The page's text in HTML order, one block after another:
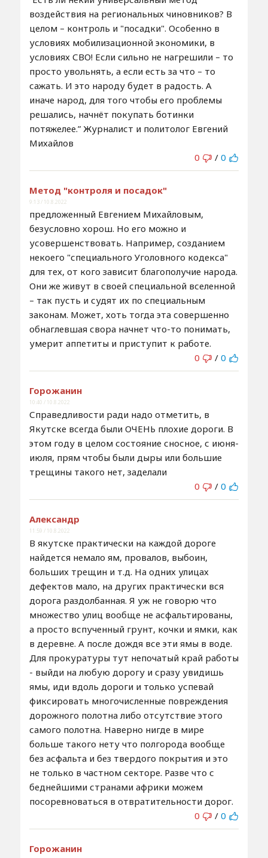
воздействия на региональных чиновников? В
целом – контроль и "посадки". Особенно в
условиях мобилизационной экономики, в
условиях СВО! Если сильно не нагрешили – то
просто увольнять, а если есть за что – то
сажать. И это народу будет в радость. А
иначе народ, для того чтобы его проблемы
решались, начнёт покупать ботинки
потяжелее.” Журналист и политолог Евгений
Михайлов
0
/ 0
Метод "контроля и посадок"
9:13 / 10.8.2022
предложенный Евгением Михайловым,
безусловно хорош. Но его можно и
усовершенствовать. Например, созданием
некоего "специального Уголовного кодекса"
для тех, от кого зависит благополучие народа.
Они же живут в своей специальной вселенной
– так пусть и судят их по специальным
законам. Может, хоть тогда эта совершенно
обнаглевшая свора начнет что-то понимать,
умерит аппетиты и приступит к работе.
0
/ 0
Горожанин
10:40 / 10.8.2022
Справедливости ради надо отметить, в
Якутске всегда были ОЧЕНЬ плохие дороги. В
этом году в целом состояние сносное, с июня-
июля, прям чтобы были дыры или большие
трещины такого нет, заделали
0
/ 0
Александр
11:59 / 10.8.2022
В якутске практически на каждой дороге
найдется немало ям, провалов, выбоин,
больших трещин и т.д. На одних улицах
дефектов мало, на других практически вся
дорога раздолбанная. Я уж не говорю что
множество улиц вообще не асфальтированы,
а просто вспученный грунт, кочки и ямки, как
в деревне. А после дождя все эти ямы в воде.
Для прокуратуры тут непочатый край работы
- выйди на любую дорогу и сразу увидишь
ямы, иди вдоль дороги и только успевай
фиксировать многочисленные повреждения
дорожного полотна либо отсутствие этого
самого полотна. Наверно нигде в мире
больше такого нету что полгорода вообще
без асфальта и без твердого покрытия и это
не только в частном секторе. Разве что с
беднейшими странами африки можем
посоревноваться в отвратительности дорог.
0
/ 0
Горожанин